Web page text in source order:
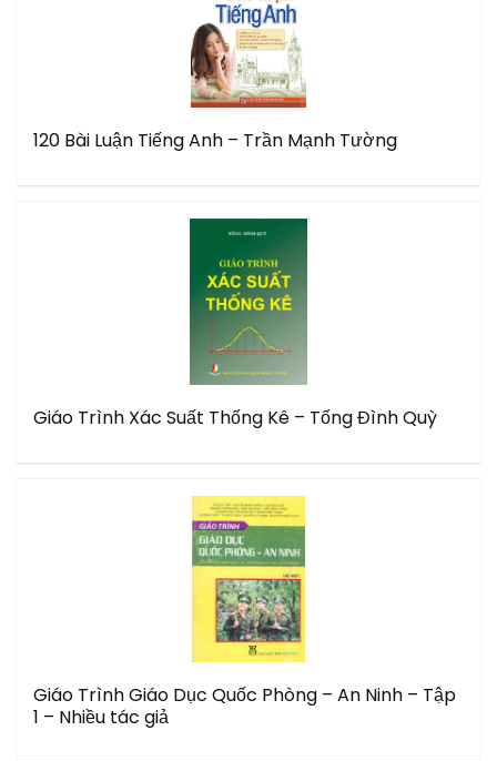
120 Bài Luận Tiếng Anh – Trần Mạnh Tường
Giáo Trình Xác Suất Thống Kê – Tống Đình Quỳ
Giáo Trình Giáo Dục Quốc Phòng – An Ninh – Tập
1 – Nhiều tác giả